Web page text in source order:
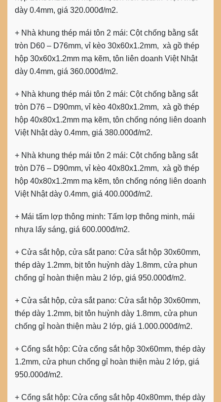
dày 0.4mm, giá 320.000đ/m2.
+ Nhà khung thép mái tôn 2 mái: Cột chống bằng sắt
tròn D60 – D76mm, vỉ kèo 30x60x1.2mm, xà gồ thép
hộp 30x60x1.2mm mạ kẽm, tôn liên doanh Việt Nhật
dày 0.4mm, giá 360.000đ/m2.
+ Nhà khung thép mái tôn 2 mái: Cột chống bằng sắt
tròn D76 – D90mm, vỉ kèo 40x80x1.2mm, xà gồ thép
hộp 40x80x1.2mm mạ kẽm, tôn chống nóng liên doanh
Việt Nhật dày 0.4mm, giá 380.000đ/m2.
+ Nhà khung thép mái tôn 2 mái: Cột chống bằng sắt
tròn D76 – D90mm, vỉ kèo 40x80x1.2mm, xà gồ thép
hộp 40x80x1.2mm mạ kẽm, tôn chống nóng liên doanh
Việt Nhật dày 0.4mm, giá 400.000đ/m2.
+ Mái tấm lợp thông minh: Tấm lợp thông minh, mái
nhựa lấy sáng, giá 600.000đ/m2.
+ Cửa sắt hộp, cửa sắt pano: Cửa sắt hộp 30x60mm,
thép dày 1.2mm, bịt tôn huỳnh dày 1.8mm, cửa phun
chống gỉ hoàn thiện màu 2 lớp, giá 950.000đ/m2.
+ Cửa sắt hộp, cửa sắt pano: Cửa sắt hộp 30x60mm,
thép dày 1.2mm, bịt tôn huỳnh dày 1.8mm, cửa phun
chống gỉ hoàn thiện màu 2 lớp, giá 1.000.000đ/m2.
+ Cổng sắt hộp: Cửa cổng sắt hộp 30x60mm, thép dày
1.2mm, cửa phun chống gỉ hoàn thiện màu 2 lớp, giá
950.000đ/m2.
+ Cổng sắt hộp: Cửa cổng sắt hộp 40x80mm, thép dày